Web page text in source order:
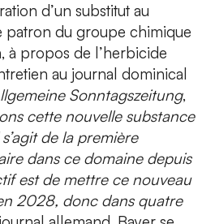
d’un substitut au
patron du groupe chimique
à propos de l’herbicide
au journal dominical
Sonntagszeitung,
cette nouvelle substance
de la première
dans ce domaine depuis
est de mettre ce nouveau
2028, donc dans quatre